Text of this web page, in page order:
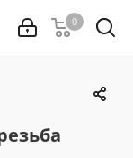
0